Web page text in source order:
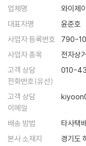
수픈데 오믈렛
행사의 완자님
채면차림
키스버거
5. Chef 미카엘
브로콜리 치킨
프로틴 스틱
가희에게 반하나
오순도순
은 물론이다.
요리 초보를 위한 정확한 조
끝난 뒤 셰프들은 ‘제가
을 정도로 15분이라는 짧
에 가까운 요리를 한다. 평
고 재료를 가감할 때가 많
시피와 다르게 요리하기도
자 모두 조리 분량을 가늠
하지만 요리 초보에게 조
업체명
와이제
대표자명
윤준호
사업자 등록번호
790-
사업자 종목
전자상
고객 상담
전화번호(유선)
010-
고객 상담
이메일
배송 방법
타사택
본사 소재지
경기도